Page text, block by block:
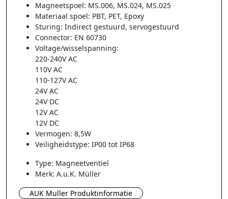
Magneetspoel: MS.006, MS.024, MS.025
Materiaal spoel: PBT, PET, Epoxy
Sturing: Indirect gestuurd, servogestuurd
Connector: EN 60730
Voltage/wisselspanning:
220-240V AC
110V AC
110-127V AC
24V AC
24V DC
12V AC
12V DC
Vermogen: 8,5W
Veiligheidstype: IP00 tot IP68
Type: Magneetventiel
Merk: A.u.K. Müller
AUK Muller Produktinformatie